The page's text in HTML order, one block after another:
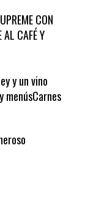
CON
AL CAFÉ Y
y un vino
menúsCarnes